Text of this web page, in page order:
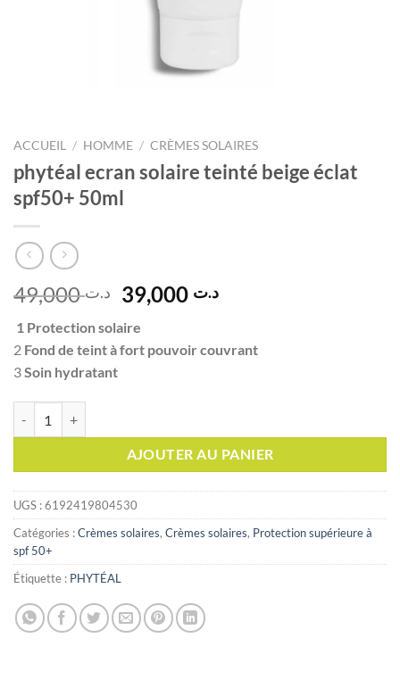
ACCUEIL / HOMME / CRÈMES SOLAIRES
phytéal ecran solaire teinté beige éclat
spf50+ 50ml
د.ت49,000
Le
prix
initial
était :
د.تLe
est :
1 Protection solaire
2 Fond de teint à fort pouvoir couvrant
3Soin hydratant
AJOUTER AU PANIER
UGS :6192419804530
Catégories :Crèmes solaires, Crèmes solaires, Protection supérieure à
spf 50+
Étiquette : PHYTÉAL